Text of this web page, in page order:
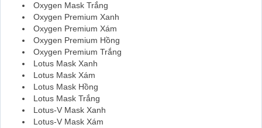
Oxygen Mask Trắng
Oxygen Premium Xanh
Oxygen Premium Xám
Oxygen Premium Hồng
Oxygen Premium Trắng
Lotus Mask Xanh
Lotus Mask Xám
Lotus Mask Hồng
Lotus Mask Trắng
Lotus-V Mask Xanh
Lotus-V Mask Xám